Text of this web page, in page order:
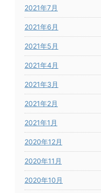
2021年7月
2021年6月
2021年5月
2021年4月
2021年3月
2021年2月
2021年1月
2020年12月
2020年11月
2020年10月